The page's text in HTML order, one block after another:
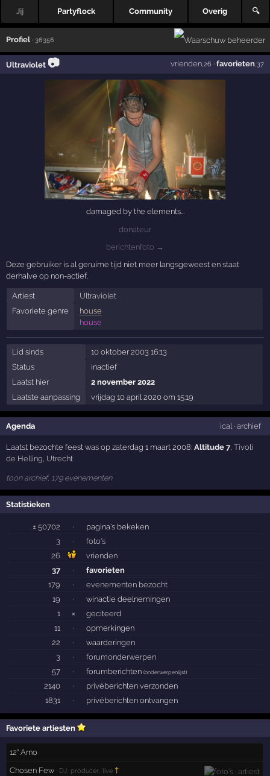
Jij Partyflock Community Overig 🔍
Profiel · 36356
Ultraviolet 📷 vrienden,26 · favorieten,37
damaged by the elements...
donateur
berichtenfoto →
Deze gebruiker is al geruime tijd niet meer langsgeweest en staat
derhalve op non-actief.
Artiest
Ultraviolet
Favoriete genre
house
house
Lid sinds
10 oktober 2003 16:13
Status
inactief
Laatst hier
2 november 2022
Laatste aanpassing
vrijdag 10 april 2020 om 15:19
Agenda ical· archief
Laatst bezochte feest was op zaterdag 1 maart 2008:Altitude 7 ,Tivoli
de Helling Utrecht
toon archief, 179 evenementen
Statistieken
± 50702 ·
pagina's bekeken
3
·
foto's
26
vrienden
37
·
favorieten
179
·
evenementen bezocht
19
·
winactie deelnemingen
1
×
geciteerd
11
·
opmerkingen
22
·
waarderingen
3
·
forumonderwerpen
57
· forumberichten(onderwerpenlijst)
2140 ·
privéberichten verzonden
1831
· privéberichten ontvangen
Favoriete artiesten
12" Arno
Chosen Few · DJ, producer, live †